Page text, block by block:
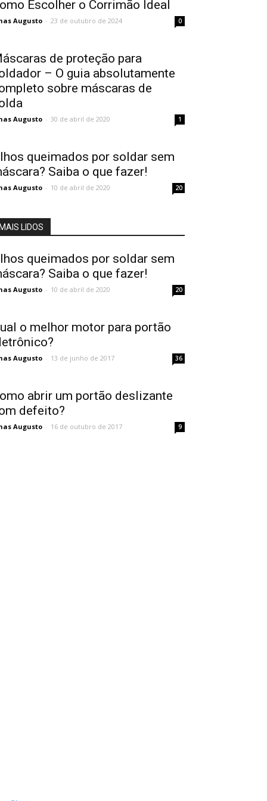
Escolher o Corrimão Ideal
Augusto - 23 de outubro de 2024 0
de proteção para
– O guia absolutamente
sobre máscaras de
Augusto - 30 de abril de 2020 1
queimados por soldar sem
Saiba o que fazer!
Augusto - 10 de abril de 2020 20
MAIS LIDOS
queimados por soldar sem
Saiba o que fazer!
Augusto - 10 de abril de 2020 20
o melhor motor para portão
Augusto - 13 de junho de 2017 36
abrir um portão deslizante
defeito?
Augusto - 16 de outubro de 2017 9